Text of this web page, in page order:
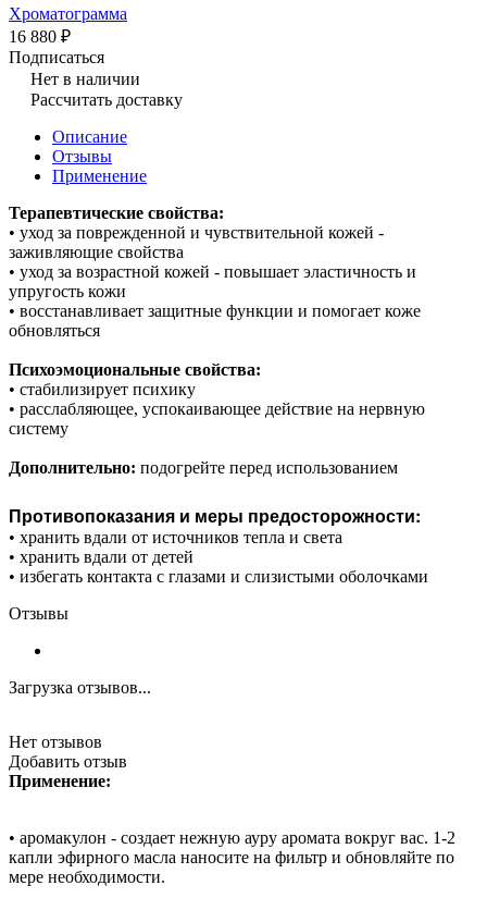
Хроматограмма
16 880 ₽
Подписаться
Нет в наличии
Рассчитать доставку
Описание
Отзывы
Применение
Терапевтические свойства:
• уход за поврежденной и чувствительной кожей -
заживляющие свойства
• уход за возрастной кожей - повышает эластичность и
упругость кожи
• восстанавливает защитные функции и помогает коже
обновляться
Психоэмоциональные свойства:
• стабилизирует психику
• расслабляющее, успокаивающее действие на нервную
систему
Дополнительно: подогрейте перед использованием
Противопоказания и меры предосторожности:
• хранить вдали от источников тепла и света
• хранить вдали от детей
• избегать контакта с глазами и слизистыми оболочками
Отзывы
Загрузка отзывов...
Нет отзывов
Добавить отзыв
Применение:
• аромакулон - создает нежную ауру аромата вокруг вас. 1-2
капли эфирного масла наносите на фильтр и обновляйте по
мере необходимости.